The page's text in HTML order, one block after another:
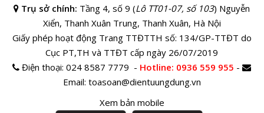
Trụ sở chính: Tầng 4, số 9 (Lô TT01-07, số 103) Nguyễn
Xiển, Thanh Xuân Trung, Thanh Xuân, Hà Nội
Giấy phép hoạt động Trang TTĐTTH số: 134/GP-TTĐT do
Cục PT,TH và TTĐT cấp ngày 26/07/2019
Điện thoại:024 8587 7779 - Hotline: 0936 559 955 -
Email: toasoan@dientuungdung.vn
Xem bản mobile